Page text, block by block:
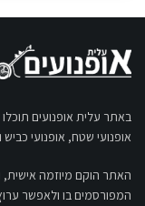
באתר עלית אופנועים
אופנועי שטח, אופנועי כביש
האתר הוקם מיוזמה
המפורסמים בו ולאפשר